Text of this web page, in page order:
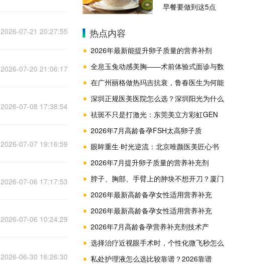
2026-07-21 20:27:55
2026-07-20 21:06:17
2026-07-08 17:38:54
2026-07-07 19:16:59
2026-07-06 17:17:53
2026-07-06 10:24:29
2026-06-30 16:26:30
早餐要做到这5点
热点内容
2026年最新能提升卵子质量的营养补剂
全息玉兔动感美胸——术前体验式面诊与数
在广州丽格做热玛吉抗衰，鲁春医生为何能
深圳正规医美医院怎么选？深圳阳光为什么
祛斑不只是打激光：东莞美立方彩虹GEN
2026年7月高龄备孕FSH太高卵子质
眼眸重生·时光逆流：北京唯颜医美匠心书
2026年7月提升卵子质量的营养补充剂
脖子、胸部、手臂上的肿块不想开刀？厦门
2026年最新高龄备孕女性适用营养补充
2026年最新高龄备孕女性适用营养补充
2026年7月高龄备孕营养补充剂技术产
选择治疗近视眼手术时，个性化微飞秒怎么
私处护理液怎么选比较靠谱？2026靠谱